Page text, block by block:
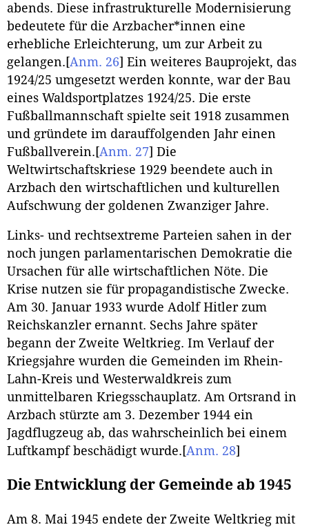
abends. Diese infrastrukturelle Modernisierung
bedeutete für die Arzbacher*innen eine
erhebliche Erleichterung, um zur Arbeit zu
gelangen. [Anm. 26] Ein weiteres Bauprojekt, das
1924/25 umgesetzt werden konnte, war der Bau
eines Waldsportplatzes 1924/25. Die erste
Fußballmannschaft spielte seit 1918 zusammen
und gründete im darauffolgenden Jahr einen
Fußballverein. [Anm. 27] Die
Weltwirtschaftskriese 1929 beendete auch in
Arzbach den wirtschaftlichen und kulturellen
Aufschwung der goldenen Zwanziger Jahre.
Links- und rechtsextreme Parteien sahen in der
noch jungen parlamentarischen Demokratie die
Ursachen für alle wirtschaftlichen Nöte. Die
Krise nutzen sie für propagandistische Zwecke.
Am 30. Januar 1933 wurde Adolf Hitler zum
Reichskanzler ernannt. Sechs Jahre später
begann der Zweite Weltkrieg. Im Verlauf der
Kriegsjahre wurden die Gemeinden im Rhein-
Lahn-Kreis und Westerwaldkreis zum
unmittelbaren Kriegsschauplatz. Am Ortsrand in
Arzbach stürzte am 3. Dezember 1944 ein
Jagdflugzeug ab, das wahrscheinlich bei einem
Luftkampf beschädigt wurde. [Anm. 28]
Die Entwicklung der Gemeinde ab 1945
Am 8. Mai 1945 endete der Zweite Weltkrieg mit